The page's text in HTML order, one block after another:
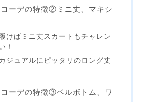
ーデの特徴②ミニ丈、マキシ
けばミニ丈スカートもチャレン
！
ジュアルにピッタリのロング丈
ーデの特徴③ベルボトム、ワ